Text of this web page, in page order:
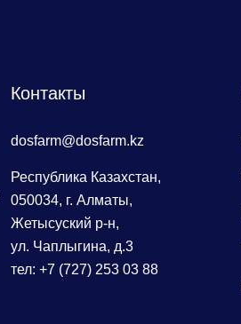
Контакты
dosfarm@dosfarm.kz
Республика Казахстан,
050034, г. Алматы,
Жетысуский р-н,
ул. Чаплыгина, д.3
тел: +7 (727) 253 03 88